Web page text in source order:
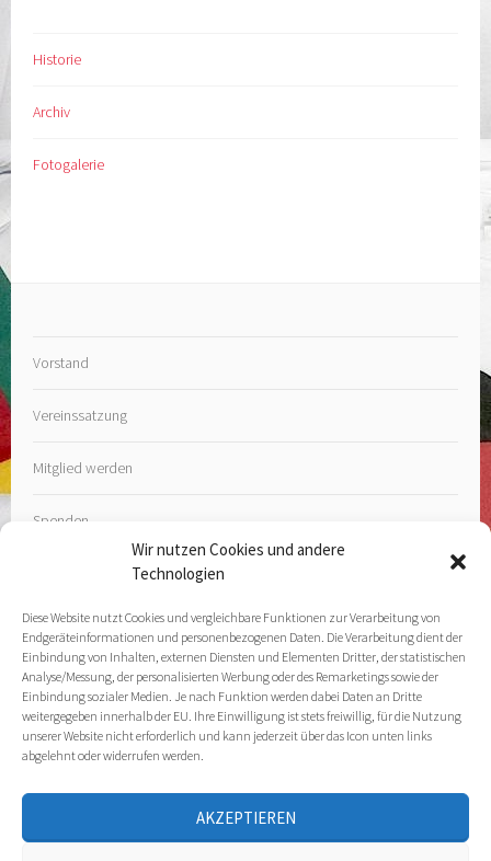
Wir nutzen Cookies und andere
Technologien
Diese Website nutzt Cookies und vergleichbare Funktionen zur Verarbeitung von
Endgeräteinformationen und personenbezogenen Daten. Die Verarbeitung dient der
Einbindung von Inhalten, externen Diensten und Elementen Dritter, der statistischen
Analyse/Messung, der personalisierten Werbung oder des Remarketings sowie der
Einbindung sozialer Medien. Je nach Funktion werden dabei Daten an Dritte
weitergegeben innerhalb der EU. Ihre Einwilligung ist stets freiwillig, für die Nutzung
unserer Website nicht erforderlich und kann jederzeit über das Icon unten links
abgelehnt oder widerrufen werden.
AKZEPTIEREN
Historie
Archiv
Fotogalerie
Vorstand
Vereinssatzung
Mitglied werden
Spenden
Kontakt
Impressum
Datenschutz­erklärung